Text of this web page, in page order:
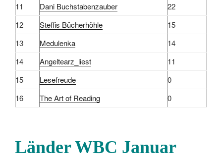
11
Dani Buchstabenzauber
22
12
Steffis Bücherhöhle
15
13
Medulenka
14
14
Angeltearz_liest
11
15
Lesefreude
0
16
The Art of Reading 0
Länder WBC Januar